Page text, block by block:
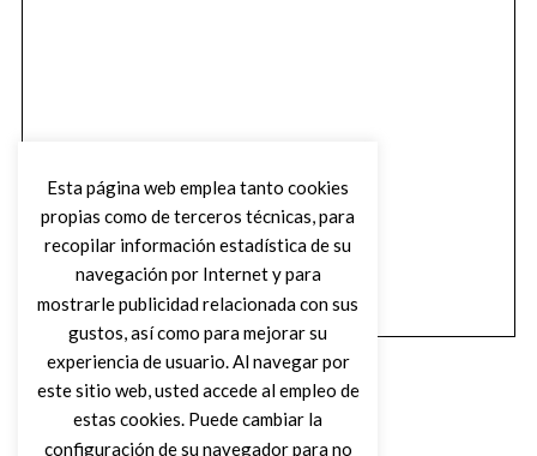
Esta página web emplea tanto cookies
propias como de terceros técnicas, para
recopilar información estadística de su
navegación por Internet y para
mostrarle publicidad relacionada con sus
gustos, así como para mejorar su
experiencia de usuario. Al navegar por
este sitio web, usted accede al empleo de
estas cookies. Puede cambiar la
configuración de su navegador para no